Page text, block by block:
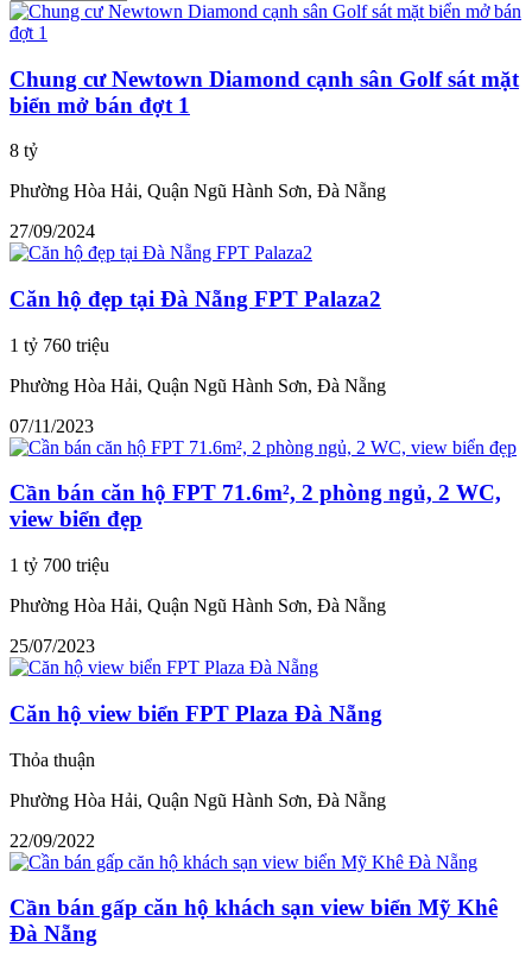
Chung cư Newtown Diamond cạnh sân Golf sát mặt
biển mở bán đợt 1
8 tỷ
Phường Hòa Hải, Quận Ngũ Hành Sơn, Đà Nẵng
27/09/2024
Căn hộ đẹp tại Đà Nẵng FPT Palaza2
1 tỷ 760 triệu
Phường Hòa Hải, Quận Ngũ Hành Sơn, Đà Nẵng
07/11/2023
Cần bán căn hộ FPT 71.6m², 2 phòng ngủ, 2 WC,
view biển đẹp
1 tỷ 700 triệu
Phường Hòa Hải, Quận Ngũ Hành Sơn, Đà Nẵng
25/07/2023
Căn hộ view biển FPT Plaza Đà Nẵng
Thỏa thuận
Phường Hòa Hải, Quận Ngũ Hành Sơn, Đà Nẵng
22/09/2022
Cần bán gấp căn hộ khách sạn view biển Mỹ Khê
Đà Nẵng